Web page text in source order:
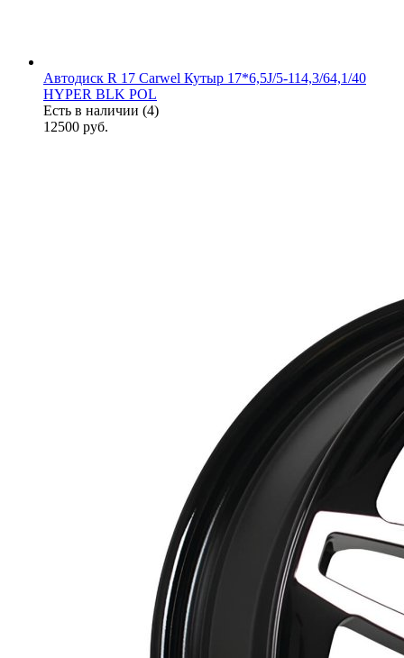
Автодиск R 17 Carwel Кутыр 17*6,5J/5-114,3/64,1/40
HYPER BLK POL
Есть в наличии (4)
12500 руб.